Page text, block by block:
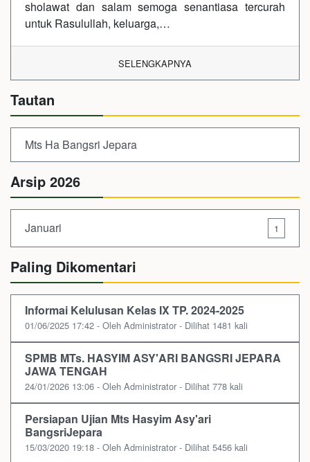
sholawat dan salam semoga senantiasa tercurah
untuk Rasulullah, keluarga,…
SELENGKAPNYA
Tautan
Mts Ha Bangsri Jepara
Arsip 2026
Januari 1
Paling Dikomentari
Informai Kelulusan Kelas IX TP. 2024-2025
01/06/2025 17:42 - Oleh Administrator - Dilihat 1481 kali
SPMB MTs. HASYIM ASY'ARI BANGSRI JEPARA
JAWA TENGAH
24/01/2026 13:06 - Oleh Administrator - Dilihat 778 kali
Persiapan Ujian Mts Hasyim Asy'ari
BangsriJepara
15/03/2020 19:18 - Oleh Administrator - Dilihat 5456 kali